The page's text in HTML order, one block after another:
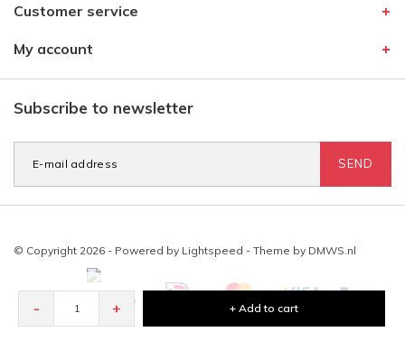
- + + Add to cart
Customer service
My account
Subscribe to newsletter
SEND
© Copyright 2026 - Powered by Lightspeed - Theme by DMWS.nl